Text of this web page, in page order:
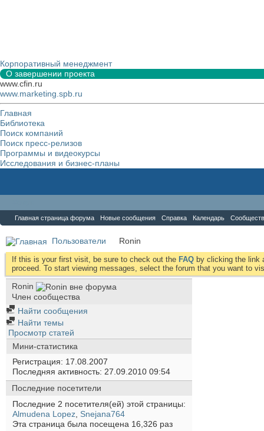
Корпоративный менеджмент
О завершении проекта
www.cfin.ru
www.marketing.spb.ru
Главная
Библиотека
Поиск компаний
Поиск пресс-релизов
Программы и видеокурсы
Исследования и бизнес-планы
Главная страница форума Новые сообщения Справка Календарь
Пользователи Ronin
If this is your first visit, be sure to check out the FAQ by clicking the link
proceed. To start viewing messages, select the forum that you want to
Ronin
Член сообщества
Найти сообщения
Найти темы
Просмотр статей
Мини-статистика
Регистрация
17.08.2007
Последняя активность 27.09.2010 09:54
Последние посетители
Последние 2 посетителя(ей) этой страницы:
Almudena Lopez Snejana764
Эта страница была посещена 16,326 раз